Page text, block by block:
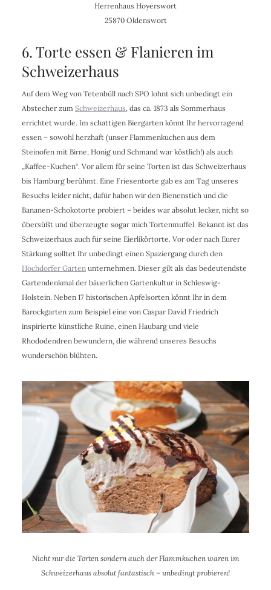
Herrenhaus Hoyerswort
25870 Oldenswort
6. Torte essen & Flanieren im
Schweizerhaus
Auf dem Weg von Tetenbüll nach SPO lohnt sich unbedingt ein
Abstecher zum Schweizerhaus, das ca. 1873 als Sommerhaus
errichtet wurde. Im schattigen Biergarten könnt Ihr hervorragend
essen – sowohl herzhaft (unser Flammenkuchen aus dem
Steinofen mit Birne, Honig und Schmand war köstlich!) als auch
„Kaffee-Kuchen“. Vor allem für seine Torten ist das Schweizerhaus
bis Hamburg berühmt. Eine Friesentorte gab es am Tag unseres
Besuchs leider nicht, dafür haben wir den Bienenstich und die
Bananen-Schokotorte probiert – beides war absolut lecker, nicht so
übersüßt und überzeugte sogar mich Tortenmuffel. Bekannt ist das
Schweizerhaus auch für seine Eierlikörtorte. Vor oder nach Eurer
Stärkung solltet Ihr unbedingt einen Spaziergang durch den
Hochdorfer Gartenunternehmen. Dieser gilt als das bedeutendste
Gartendenkmal der bäuerlichen Gartenkultur in Schleswig-
Holstein. Neben 17 historischen Apfelsorten könnt Ihr in dem
Barockgarten zum Beispiel eine von Caspar David Friedrich
inspirierte künstliche Ruine, einen Haubarg und viele
Rhododendren bewundern, die während unseres Besuchs
wunderschön blühten.
Nicht nur die Torten sondern auch der Flammkuchen waren im
Schweizerhaus absolut fantastisch – unbedingt probieren!